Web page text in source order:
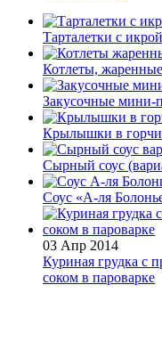
Тарталетки с
Котлеты,
Закусочные мини-
Крылышки в
Сырный соус
Соус «А-ля
03 Апр 2014
Куриная грудка с
соком в пароварке